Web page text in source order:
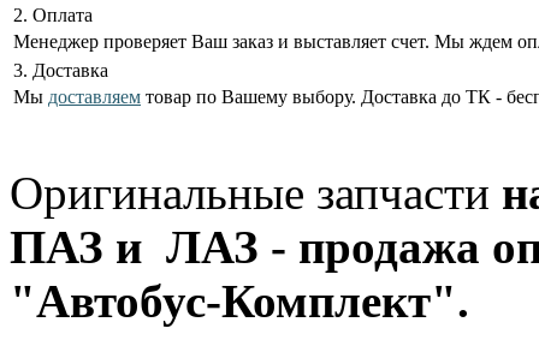
2. Оплата
Менеджер проверяет Ваш заказ и выставляет счет. Мы ждем
3. Доставка
Мы доставляем товар по Вашему выбору. Доставка до ТК -
Оригинальные запчасти
ПАЗ и ЛАЗ - продажа
"Автобус-Комплект".